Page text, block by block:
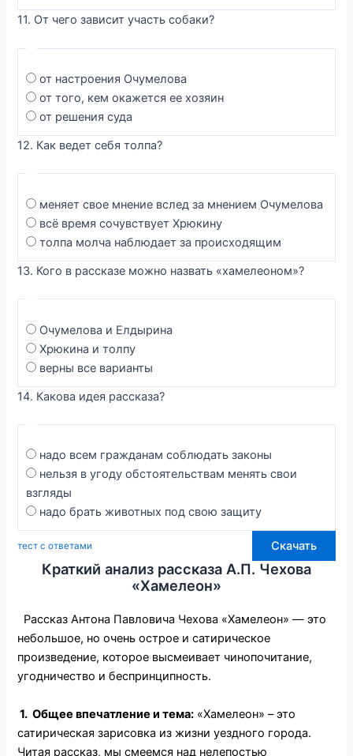
11. От чего зависит участь собаки?
от настроения Очумелова
от того, кем окажется ее хозяин
от решения суда
12. Как ведет себя толпа?
меняет свое мнение вслед за мнением Очумелова
всё время сочувствует Хрюкину
толпа молча наблюдает за происходящим
13. Кого в рассказе можно назвать «хамелеоном»?
Очумелова и Елдырина
Хрюкина и толпу
верны все варианты
14. Какова идея рассказа?
надо всем гражданам соблюдать законы
нельзя в угоду обстоятельствам менять свои
взгляды
надо брать животных под свою защиту
тест с ответами Скачать
Краткий анализ рассказа А.П. Чехова
«Хамелеон»
Рассказ Антона Павловича Чехова «Хамелеон» — это
небольшое, но очень острое и сатирическое
произведение, которое высмеивает чинопочитание,
угодничество и беспринципность.
1. Общее впечатление и тема: «Хамелеон» – это
сатирическая зарисовка из жизни уездного города.
Читая рассказ, мы смеемся над нелепостью